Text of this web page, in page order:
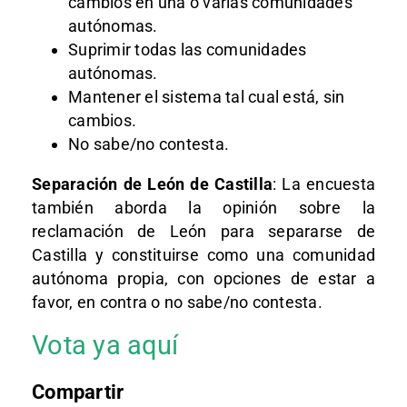
autónomas.
Suprimir todas las comunidades
autónomas.
Mantener el sistema tal cual está, sin
cambios.
No sabe/no contesta.
Separación de León de Castilla: La encuesta
también aborda la opinión sobre la
reclamación de León para separarse de
Castilla y constituirse como una comunidad
autónoma propia, con opciones de estar a
favor, en contra o no sabe/no contesta.
Vota ya aquí
Compartir